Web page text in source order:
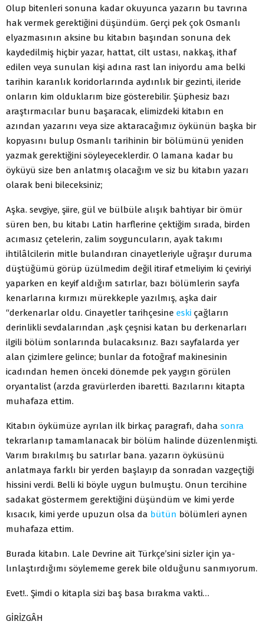
Olup bitenleri sonuna kadar okuyunca yazarın bu tavrına
hak vermek gerektiğini düşündüm. Gerçi pek çok Osmanlı
elyazmasının aksine bu kitabın başından sonuna dek
kaydedilmiş hiçbir yazar, hattat, cilt ustası, nakkaş, ithaf
edilen veya sunu­lan kişi adına rast lan iniyordu ama belki
tarihin karanlık kori­dorlarında aydınlık bir gezinti, ileride
onların kim olduklarım bize gösterebilir. Şüphesiz bazı
araştırmacılar bunu başara­cak, elimizdeki kitabın en
azından yazarını veya size aktaraca­ğımız öykünün başka bir
kopyasını bulup Osmanlı tarihinin bir bölümünü yeniden
yazmak gerektiğini söyleyeceklerdir. O lamana kadar bu
öyküyü size ben anlatmış olacağım ve siz bu kitabın yazarı
olarak beni bileceksiniz;
Aşka. sevgiye, şiire, gül ve bülbüle alışık bahtiyar bir ömür
süren ben, bu kitabı Latin harflerine çektiğim sırada, birden
acımasız çetelerin, zalim soyguncuların, ayak takımı
ihtilâlci­lerin mitle bulandıran cinayetleriyle uğraşır duruma
düştüğü­mü görüp üzülmedim değil itiraf etmeliyim ki çeviriyi
yaparken en keyif aldığım satırlar, bazı bölümlerin sayfa
kenarları­na kırmızı mürekkeple yazılmış, aşka dair
“derkenarlar oldu. Cinayetler tarihçesine eski çağların
derinlikli sevdalarından ,aşk çeşnisi katan bu derkenarları
ilgili bölüm sonlarında bula­caksınız. Bazı sayfalarda yer
alan çizimlere gelince; bunlar da fotoğraf makinesinin
icadından hemen önceki dönemde pek yaygın görülen
oryantalist (arzda gravürlerden ibaretti. Bazı­larını kitapta
muhafaza ettim.
Kitabın öykümüze ayrılan ilk birkaç paragrafı, daha sonra
tekrarlanıp tamamlanacak bir bölüm halinde düzenlenmişti.
Varım bırakılmış bu satırlar bana. yazarın öyküsünü
anlatmaya farklı bir yerden başlayıp da sonradan vazgeçtiği
hissini verdi. Belli ki böyle uygun bulmuştu. Onun tercihine
sadakat göstermem gerektiğini düşündüm ve kimi yerde
kısacık, kimi yerde upuzun olsa da bütün bölümleri aynen
muhafaza ettim.
Burada kitabın. Lale Devrine ait Türkçe’sini sizler için ya­
lınlaştırdığımı söylememe gerek bile olduğunu sanmıyorum.
Evet!.. Şimdi o kitapla sizi baş basa bırakma vakti…
GİRİZGÂH